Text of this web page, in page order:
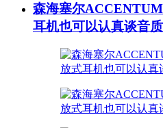
森海塞尔
耳机也可以认真谈音质